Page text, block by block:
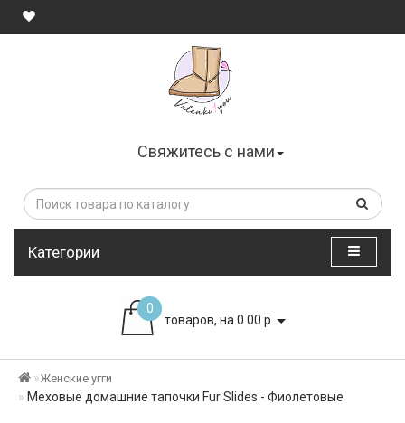
Свяжитесь с нами
Категории
0
товаров, на 0.00 р.
Женские угги
Меховые домашние тапочки Fur Slides - Фиолетовые